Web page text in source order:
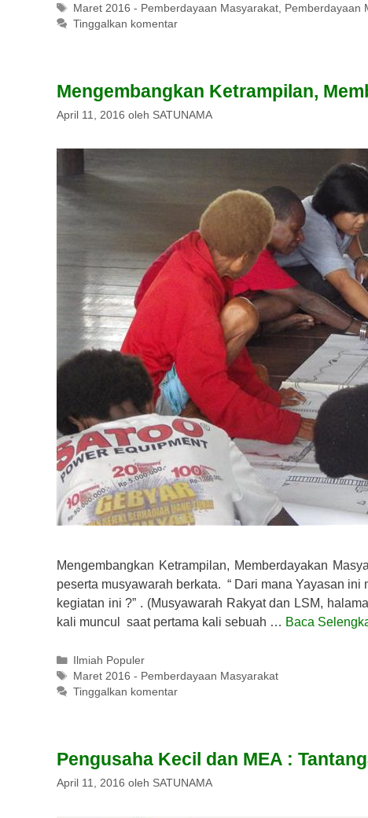
Tag
Maret 2016 - Pemberdayaan Masyarakat, Pemberdayaan
Tinggalkan komentar
Mengembangkan Ketrampilan,
April 11, 2016 oleh SATUNAMA
Mengembangkan Ketrampilan, Memberdayakan
peserta musyawarah berkata. “ Dari mana Yayasan
kegiatan ini ?” . (Musyawarah Rakyat dan LSM,
kali muncul saat pertama kali sebuah … Baca
Kategori
Ilmiah Populer
Tag
Maret 2016 - Pemberdayaan Masyarakat
Tinggalkan komentar
Pengusaha Kecil dan MEA :
April 11, 2016 oleh SATUNAMA